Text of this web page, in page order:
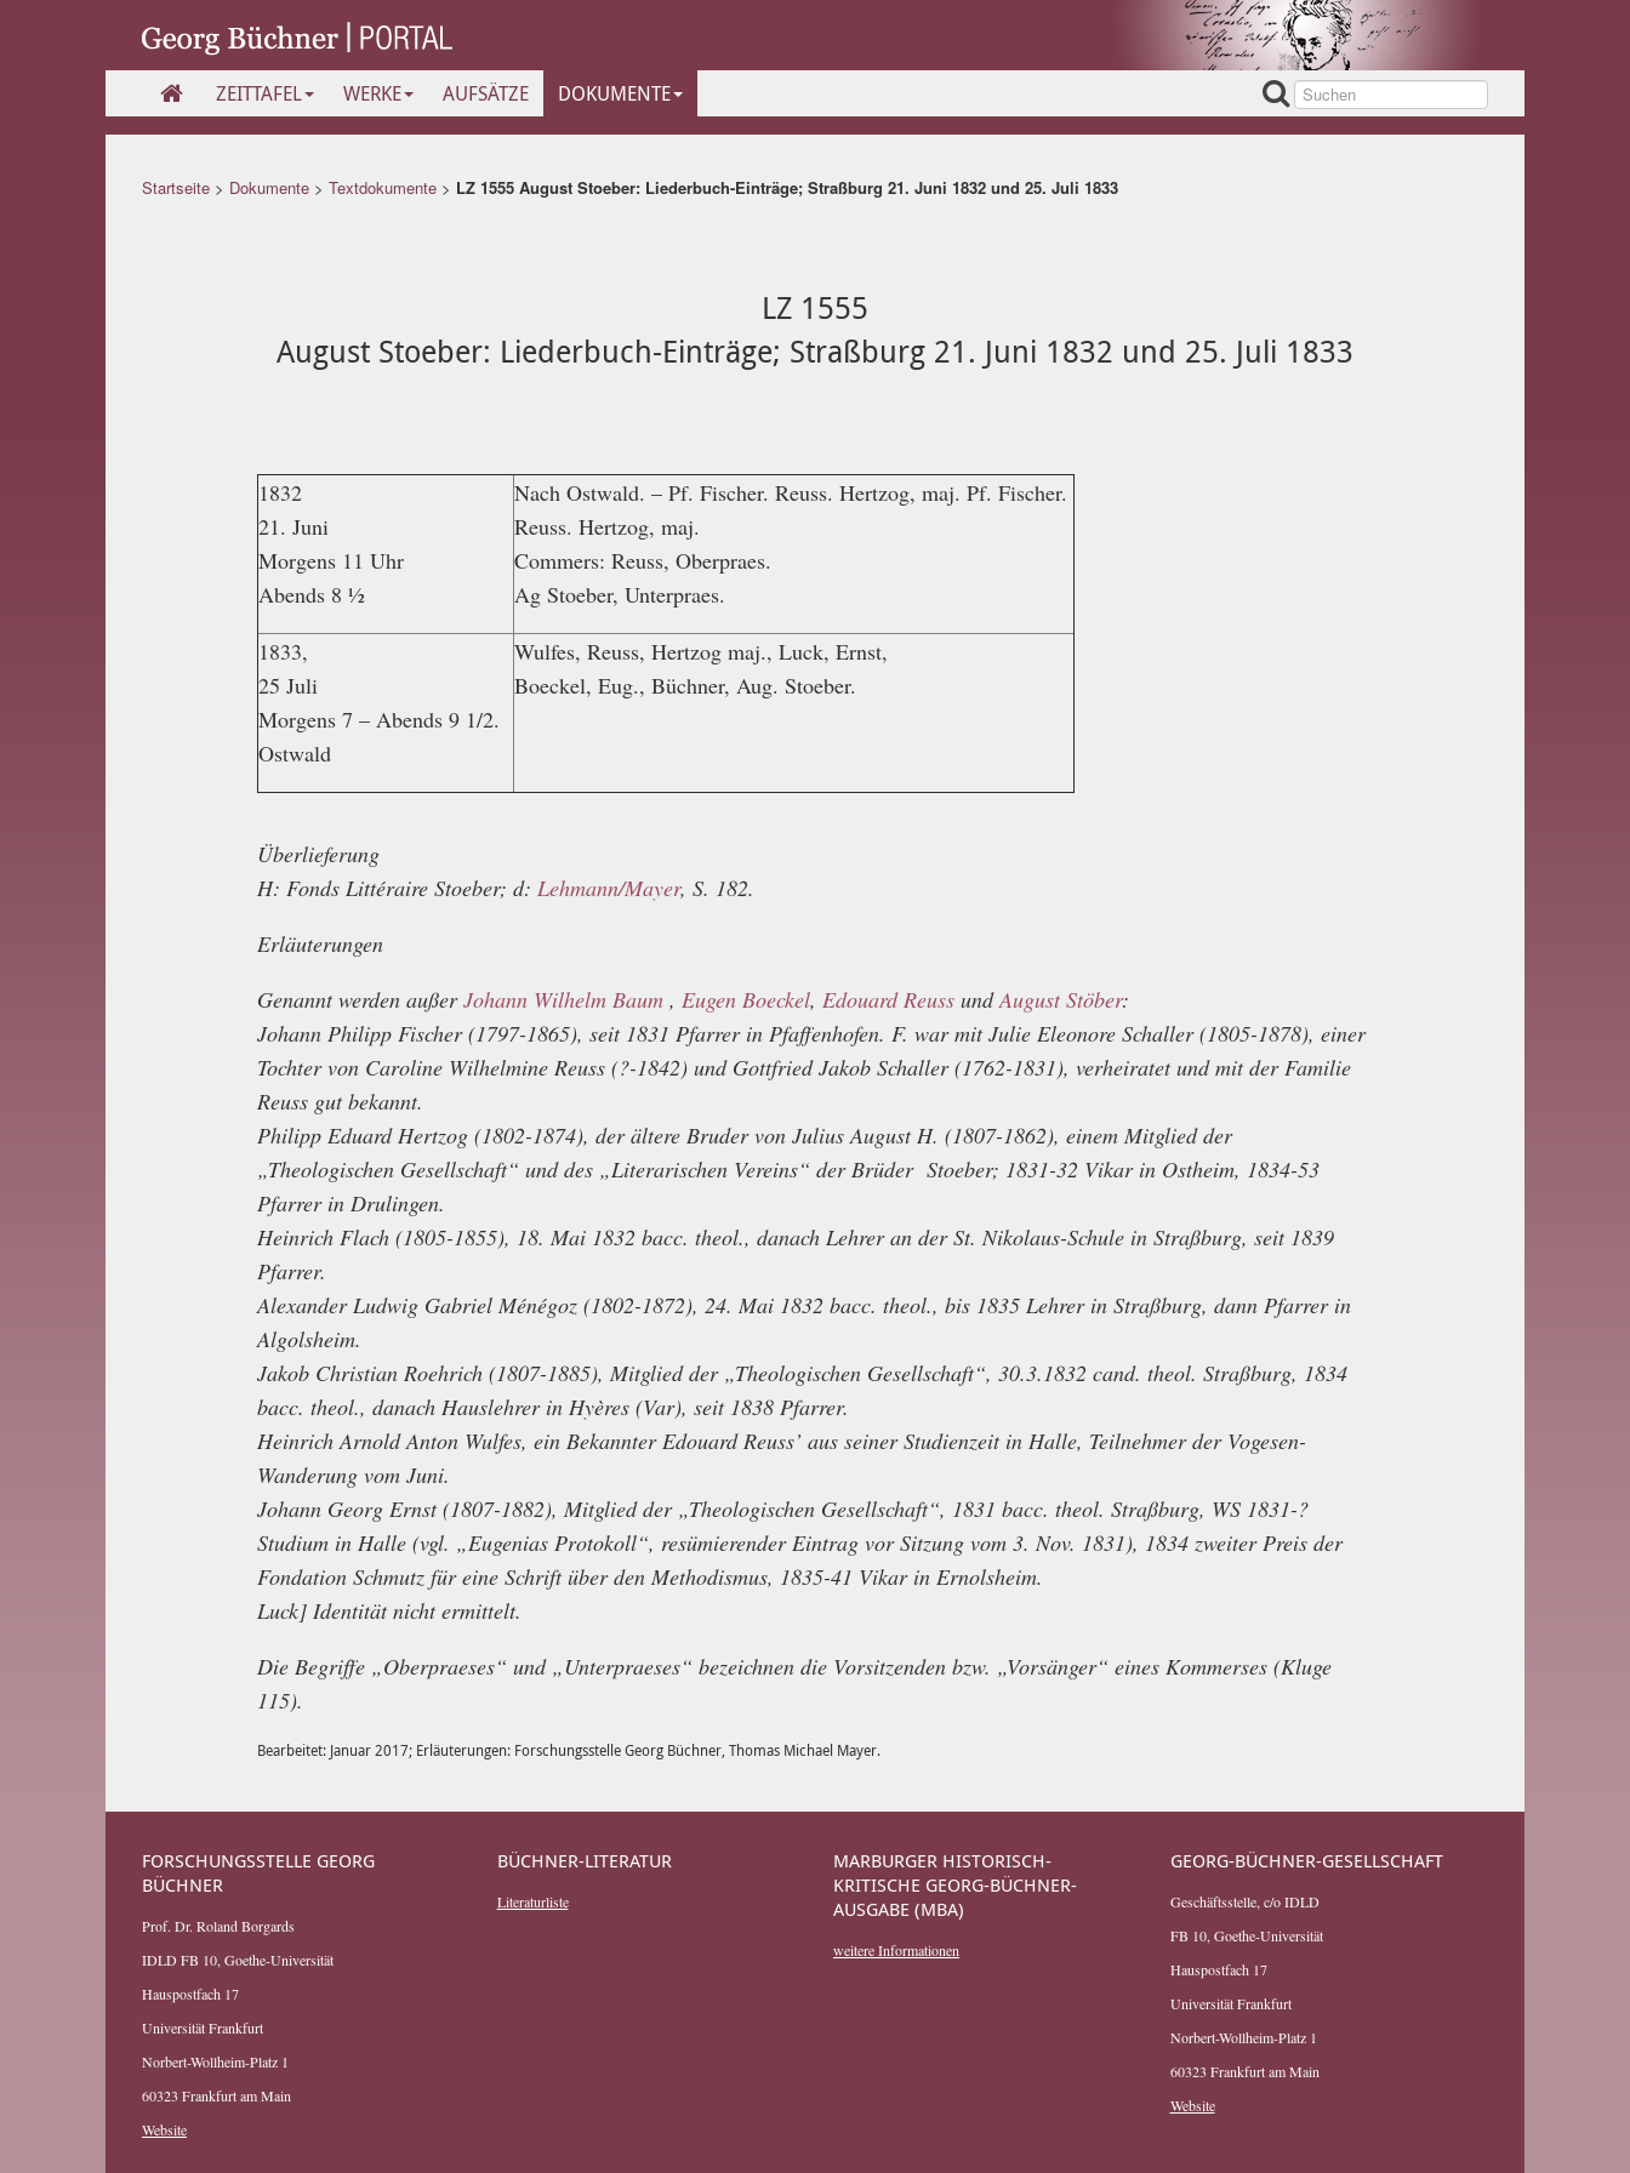
ZEITTAFEL WERKE AUFSÄTZE DOKUMENTE
Startseite > Dokumente > Textdokumente > LZ 1555 August Stoeber: Liederbuch-Einträge; Straßburg 21. Juni 1832 und 25. Juli 1833
LZ 1555
August Stoeber: Liederbuch-Einträge; Straßburg 21. Juni 1832 und 25. Juli 1833
1832
21. Juni
Morgens 11 Uhr
Abends 8 ½
Nach Ostwald. – Pf. Fischer. Reuss. Hertzog, maj. Pf. Fischer.
Reuss. Hertzog, maj.
Commers: Reuss, Oberpraes.
Ag Stoeber, Unterpraes.
1833,
25 Juli
Morgens 7 – Abends 9 1/2.
Ostwald
Wulfes, Reuss, Hertzog maj., Luck, Ernst,
Boeckel, Eug., Büchner, Aug. Stoeber.
Überlieferung
H: Fonds Littéraire Stoeber; d: Lehmann/Mayer, S. 182.
Erläuterungen
Genannt werden außerJohann Wilhelm Baum , Eugen Boeckel, Edouard Reuss undAugust Stöber:
Johann Philipp Fischer (1797-1865), seit 1831 Pfarrer in Pfaffenhofen. F. war mit Julie Eleonore Schaller (1805-1878), einer
Tochter von Caroline Wilhelmine Reuss (?-1842) und Gottfried Jakob Schaller (1762-1831), verheiratet und mit der Familie
Reuss gut bekannt.
Philipp Eduard Hertzog (1802-1874), der ältere Bruder von Julius August H. (1807-1862), einem Mitglied der
„Theologischen Gesellschaft“ und des „Literarischen Vereins“ der Brüder Stoeber; 1831-32 Vikar in Ostheim, 1834-53
Pfarrer in Drulingen.
Heinrich Flach (1805-1855), 18. Mai 1832 bacc. theol., danach Lehrer an der St. Nikolaus-Schule in Straßburg, seit 1839
Pfarrer.
Alexander Ludwig Gabriel Ménégoz (1802-1872), 24. Mai 1832 bacc. theol., bis 1835 Lehrer in Straßburg, dann Pfarrer in
Algolsheim.
Jakob Christian Roehrich (1807-1885), Mitglied der „Theologischen Gesellschaft“, 30.3.1832 cand. theol. Straßburg, 1834
bacc. theol., danach Hauslehrer in Hyères (Var), seit 1838 Pfarrer.
Heinrich Arnold Anton Wulfes, ein Bekannter Edouard Reuss’ aus seiner Studienzeit in Halle, Teilnehmer der Vogesen-
Wanderung vom Juni.
Johann Georg Ernst (1807-1882), Mitglied der „Theologischen Gesellschaft“, 1831 bacc. theol. Straßburg, WS 1831-?
Studium in Halle (vgl. „Eugenias Protokoll“, resümierender Eintrag vor Sitzung vom 3. Nov. 1831), 1834 zweiter Preis der
Fondation Schmutz für eine Schrift über den Methodismus, 1835-41 Vikar in Ernolsheim.
Luck] Identität nicht ermittelt.
Die Begriffe „Oberpraeses“ und „Unterpraeses“ bezeichnen die Vorsitzenden bzw. „Vorsänger“ eines Kommerses (Kluge
115).
Bearbeitet: Januar 2017; Erläuterungen: Forschungsstelle Georg Büchner, Thomas Michael Mayer.
FORSCHUNGSSTELLE GEORG
BÜCHNER
Prof. Dr. Roland Borgards
IDLD FB 10, Goethe-Universität
Hauspostfach 17
Universität Frankfurt
Norbert-Wollheim-Platz 1
60323 Frankfurt am Main
Website
BÜCHNER-LITERATUR
Literaturliste
MARBURGER HISTORISCH-
KRITISCHE GEORG-BÜCHNER-
AUSGABE (MBA)
weitere Informationen
GEORG-BÜCHNER-GESELLSCHAFT
Geschäftsstelle, c/o IDLD
FB 10, Goethe-Universität
Hauspostfach 17
Universität Frankfurt
Norbert-Wollheim-Platz 1
60323 Frankfurt am Main
Website